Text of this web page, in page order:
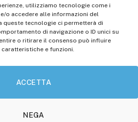
utilizziamo tecnologie come i
o accedere alle informazioni del
queste tecnologie ci permetterà di
di navigazione o ID unici su
o ritirare il consenso può influire
e funzioni.
ACCETTA
NEGA